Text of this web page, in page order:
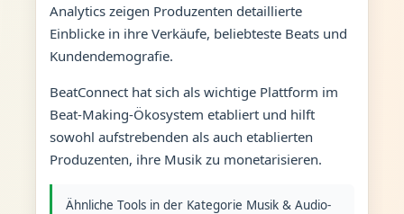
Analytics zeigen Produzenten detaillierte
Einblicke in ihre Verkäufe, beliebteste Beats und
Kundendemografie.
BeatConnect hat sich als wichtige Plattform im
Beat-Making-Ökosystem etabliert und hilft
sowohl aufstrebenden als auch etablierten
Produzenten, ihre Musik zu monetarisieren.
Ähnliche Tools in der Kategorie Musik & Audio-